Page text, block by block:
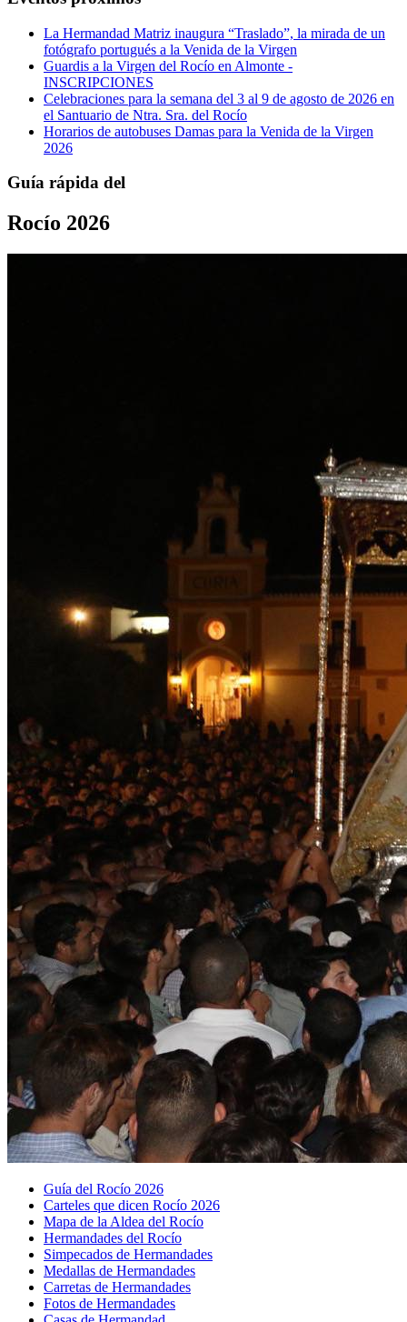
La Hermandad Matriz inaugura “Traslado”, la mirada de un
fotógrafo portugués a la Venida de la Virgen
Guardis a la Virgen del Rocío en Almonte -
INSCRIPCIONES
Celebraciones para la semana del 3 al 9 de agosto de 2026 en
el Santuario de Ntra. Sra. del Rocío
Horarios de autobuses Damas para la Venida de la Virgen
2026
Guía rápida del
Rocío 2026
Guía del Rocío 2026
Carteles que dicen Rocío 2026
Mapa de la Aldea del Rocío
Hermandades del Rocío
Simpecados de Hermandades
Medallas de Hermandades
Carretas de Hermandades
Fotos de Hermandades